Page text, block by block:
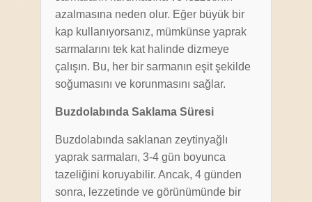
azalmasına neden olur. Eğer büyük bir
kap kullanıyorsanız, mümkünse yaprak
sarmalarını tek kat halinde dizmeye
çalışın. Bu, her bir sarmanın eşit şekilde
soğumasını ve korunmasını sağlar.
Buzdolabında Saklama Süresi
Buzdolabında saklanan zeytinyağlı
yaprak sarmaları, 3-4 gün boyunca
tazeliğini koruyabilir. Ancak, 4 günden
sonra, lezzetinde ve görünümünde bir